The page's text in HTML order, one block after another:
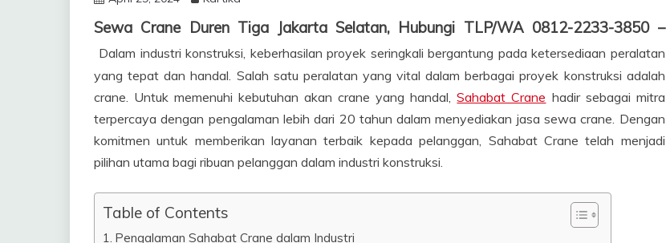
Sewa Crane Duren Tiga Jakarta Selatan, Hubungi TLP/WA 0812-2233-3850 –
Dalam industri konstruksi, keberhasilan proyek seringkali bergantung pada ketersediaan peralatan
yang tepat dan handal. Salah satu peralatan yang vital dalam berbagai proyek konstruksi adalah
crane. Untuk memenuhi kebutuhan akan crane yang handal,Sahabat Crane hadir sebagai mitra
terpercaya dengan pengalaman lebih dari 20 tahun dalam menyediakan jasa sewa crane. Dengan
komitmen untuk memberikan layanan terbaik kepada pelanggan, Sahabat Crane telah menjadi
pilihan utama bagi ribuan pelanggan dalam industri konstruksi.
Table of Contents
Pengalaman Sahabat Crane dalam Industri